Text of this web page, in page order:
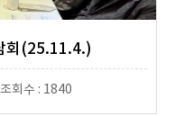
회(25.11.4.)
조회수 : 1840